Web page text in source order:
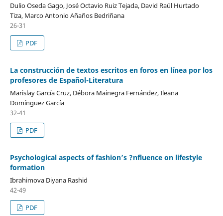
Dulio Oseda Gago, José Octavio Ruiz Tejada, David Raúl Hurtado
Tiza, Marco Antonio Añaños Bedriñana
26-31
PDF
La construcción de textos escritos en foros en línea por los
profesores de Español-Literatura
Marislay García Cruz, Débora Mainegra Fernández, Ileana
Domínguez García
32-41
PDF
Psychological aspects of fashion’s ?nfluence on lifestyle
formation
Ibrahimova Diyana Rashid
42-49
PDF